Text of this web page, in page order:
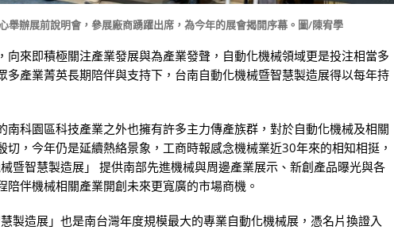
舉辦展前說明會，參展廠商踴躍出席，為今年的展會揭開序幕。圖/陳宥學
向來即積極關注產業發展與為產業發聲，自動化機械領域更是投注相當多
多產業菁英長期陪伴與支持下，台南自動化機械暨智慧製造展得以每年持
南科園區科技產業之外也擁有許多主力傳產族群，對於自動化機械及相關
切，今年仍是延續熱絡景象，工商時報感念機械業近30年來的相知相挺，
暨智慧製造展」 提供南部先進機械與周邊產業展示、新創產品曝光與各
陪伴機械相關產業開創未來更寬廣的市場商機。
製造展」也是南台灣年度規模最大的專業自動化機械展，憑名片換證入